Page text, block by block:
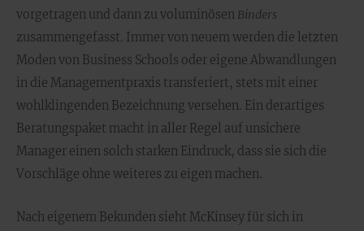
vorgetragen und dann zu voluminösen Binders
zusammengefasst. Immer von neuem werden die letzten
Moden von Business Schools oder eigene Abwandlungen
in die Managementpraxis transferiert, stets mit einer
wohlklingenden Bezeichnung versehen. Ein derartiges
Beratungspaket macht in aller Regel auf unsichere
Manager einen solch starken Eindruck, dass sie sich die
Vorschläge ohne weiteres zu eigen machen.
Nach eigenem Bekunden sieht McKinsey für sich in